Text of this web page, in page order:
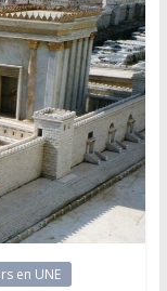
en UNE